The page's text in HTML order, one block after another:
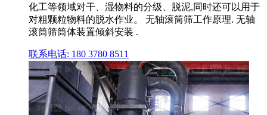
化工等领域对干、湿物料的分级、脱泥,同时还可以用于
对粗颗粒物料的脱水作业。 无轴滚筒筛工作原理. 无轴
滚筒筛筒体装置倾斜安装 .
联系电话: 180 3780 8511